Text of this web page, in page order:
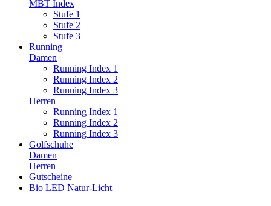
MBT Index
Stufe 1
Stufe 2
Stufe 3
Running
Damen
Running Index 1
Running Index 2
Running Index 3
Herren
Running Index 1
Running Index 2
Running Index 3
Golfschuhe
Damen
Herren
Gutscheine
Bio LED Natur-Licht